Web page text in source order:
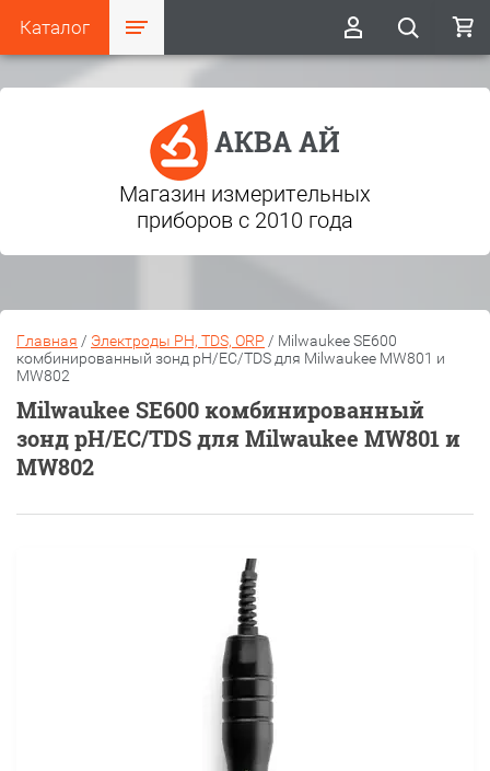
Каталог
АКВА АЙ
Магазин измерительных
приборов с 2010 года
Главная / Электроды PH, TDS, ORP / Milwaukee SE600
комбинированный зонд pH/EC/TDS для Milwaukee MW801 и
MW802
Milwaukee SE600 комбинированный
зонд pH/EC/TDS для Milwaukee MW801 и
MW802